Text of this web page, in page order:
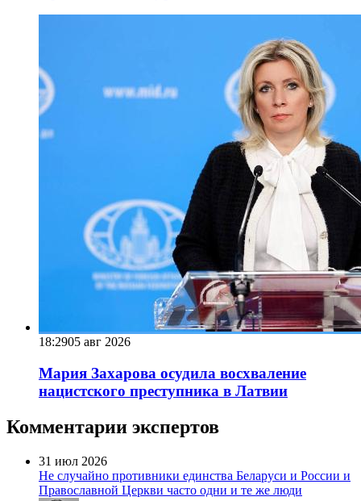
18:2905 авг 2026
Мария Захарова осудила восхваление
нацистского преступника в Латвии
Комментарии экспертов
31 июл 2026
Не случайно противники единства Беларуси и России и
Православной Церкви часто одни и те же люди